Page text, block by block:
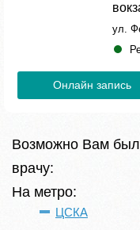
ул.
Онлайн запись
Возможно Вам
врачу:
На метро:
ЦСКА